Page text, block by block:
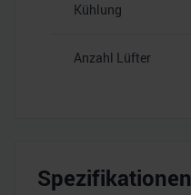
Kühlung
Anzahl Lüfter
Spezifikationen